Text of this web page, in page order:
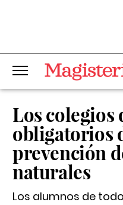
Los colegios
obligatorios
prevención
naturales
Los alumnos de